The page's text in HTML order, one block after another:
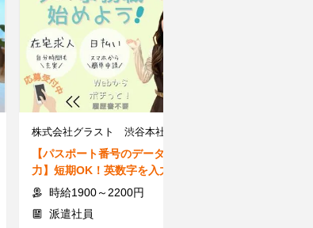
【パスポート番号のデータ入
力】短期OK！英数字を入力する
だけ♪未経験でも簡単＊日払い◎
時給1900～2200円
派遣社員